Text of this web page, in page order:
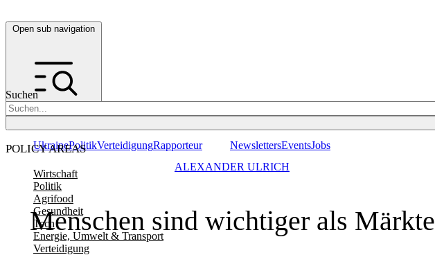
Open sub navigation
Suchen
POLICY AREAS
Wirtschaft
Politik
Agrifood
Gesundheit
Tech
Energie, Umwelt & Transport
Verteidigung
UkrainePolitikVerteidigungRapporteur NewslettersEventsJobs
Menschen sind wichtiger als Märkte
ALEXANDER ULRICH